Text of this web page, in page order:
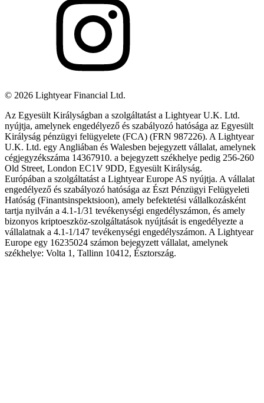
© 2026 Lightyear Financial Ltd.
Az Egyesült Királyságban a szolgáltatást a Lightyear U.K. Ltd.
nyújtja, amelynek engedélyező és szabályozó hatósága az Egyesült
Királyság pénzügyi felügyelete (FCA) (FRN 987226). A Lightyear
U.K. Ltd. egy Angliában és Walesben bejegyzett vállalat, amelynek
cégjegyzékszáma 14367910. a bejegyzett székhelye pedig 256-260
Old Street, London EC1V 9DD, Egyesült Királyság.
Európában a szolgáltatást a Lightyear Europe AS nyújtja. A vállalat
engedélyező és szabályozó hatósága az Észt Pénzügyi Felügyeleti
Hatóság (Finantsinspektsioon), amely befektetési vállalkozásként
tartja nyilván a 4.1-1/31 tevékenységi engedélyszámon, és amely
bizonyos kriptoeszköz-szolgáltatások nyújtását is engedélyezte a
vállalatnak a 4.1-1/147 tevékenységi engedélyszámon. A Lightyear
Europe egy 16235024 számon bejegyzett vállalat, amelynek
székhelye: Volta 1, Tallinn 10412, Észtország.